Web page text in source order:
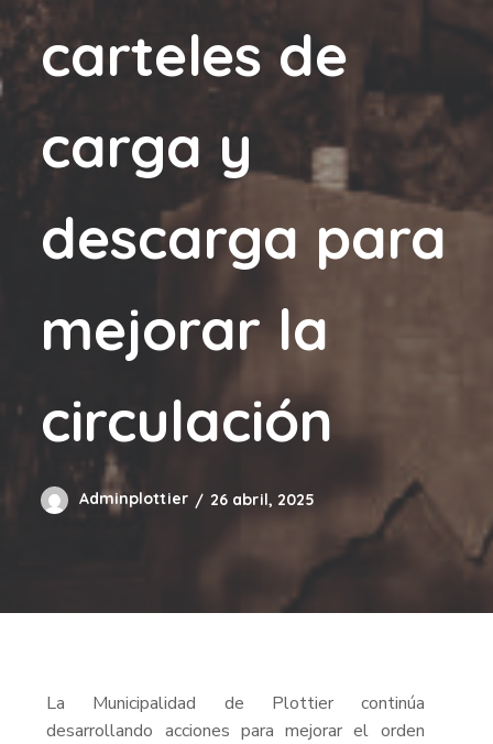
carteles de
carga y
descarga para
mejorar la
circulación
Adminplottier 26 abril, 2025
La Municipalidad de Plottier continúa
desarrollando acciones para mejorar el orden